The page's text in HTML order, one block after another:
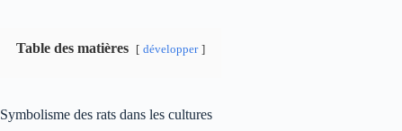
Table des matières développer
Symbolisme des rats dans les cultures